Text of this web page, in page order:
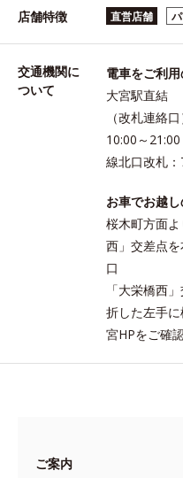
店舗特徴 直営店舗
交通機関に
ついて
電車をご利
大宮駅直結
（改札連絡
10:00～
線北口改札
お車でお越
桜木町方面
西」交差点
口
「大栄橋西
折した左手
宮HPをご確
ご案内